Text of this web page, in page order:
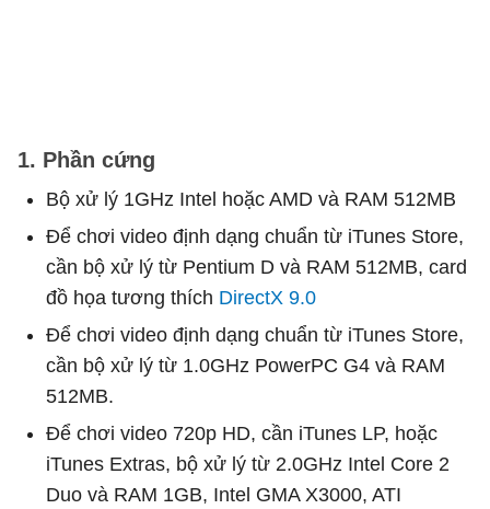
1. Phần cứng
Bộ xử lý 1GHz Intel hoặc AMD và RAM 512MB
Để chơi video định dạng chuẩn từ iTunes Store,
cần bộ xử lý từ Pentium D và RAM 512MB, card
đồ họa tương thích DirectX 9.0
Để chơi video định dạng chuẩn từ iTunes Store,
cần bộ xử lý từ 1.0GHz PowerPC G4 và RAM
512MB.
Để chơi video 720p HD, cần iTunes LP, hoặc
iTunes Extras, bộ xử lý từ 2.0GHz Intel Core 2
Duo và RAM 1GB, Intel GMA X3000, ATI